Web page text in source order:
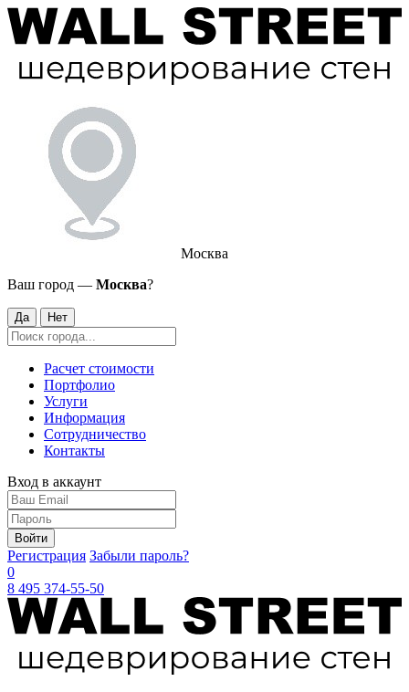
Москва
Ваш город — Москва?
Да Нет
Расчет стоимости
Портфолио
Услуги
Информация
Сотрудничество
Контакты
Вход в аккаунт
Войти
Регистрация Забыли пароль?
0
8 495 374-55-50